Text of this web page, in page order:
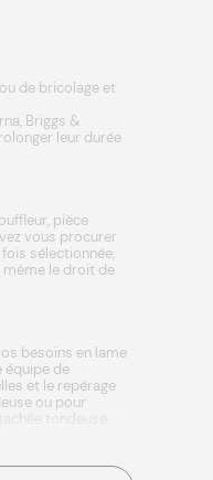
de bricolage et
, Briggs &
leur durée
, pièce
vous procurer
sélectionnée,
même le droit de
besoins en lame
équipe de
et le repérage
ou pour
tondeuse
changer une